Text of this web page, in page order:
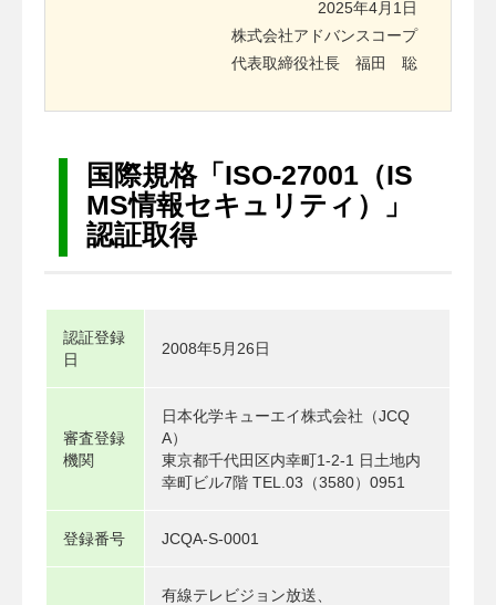
2025年4月1日
株式会社アドバンスコープ
代表取締役社長 福田 聡
国際規格「ISO-27001（IS
MS情報セキュリティ）」
認証取得
認証登録
日
2008年5月26日
審査登録
機関
日本化学キューエイ株式会社（JCQ
A）
東京都千代田区内幸町1-2-1 日土地内
幸町ビル7階 TEL.03（3580）0951
登録番号 JCQA-S-0001
有線テレビジョン放送、